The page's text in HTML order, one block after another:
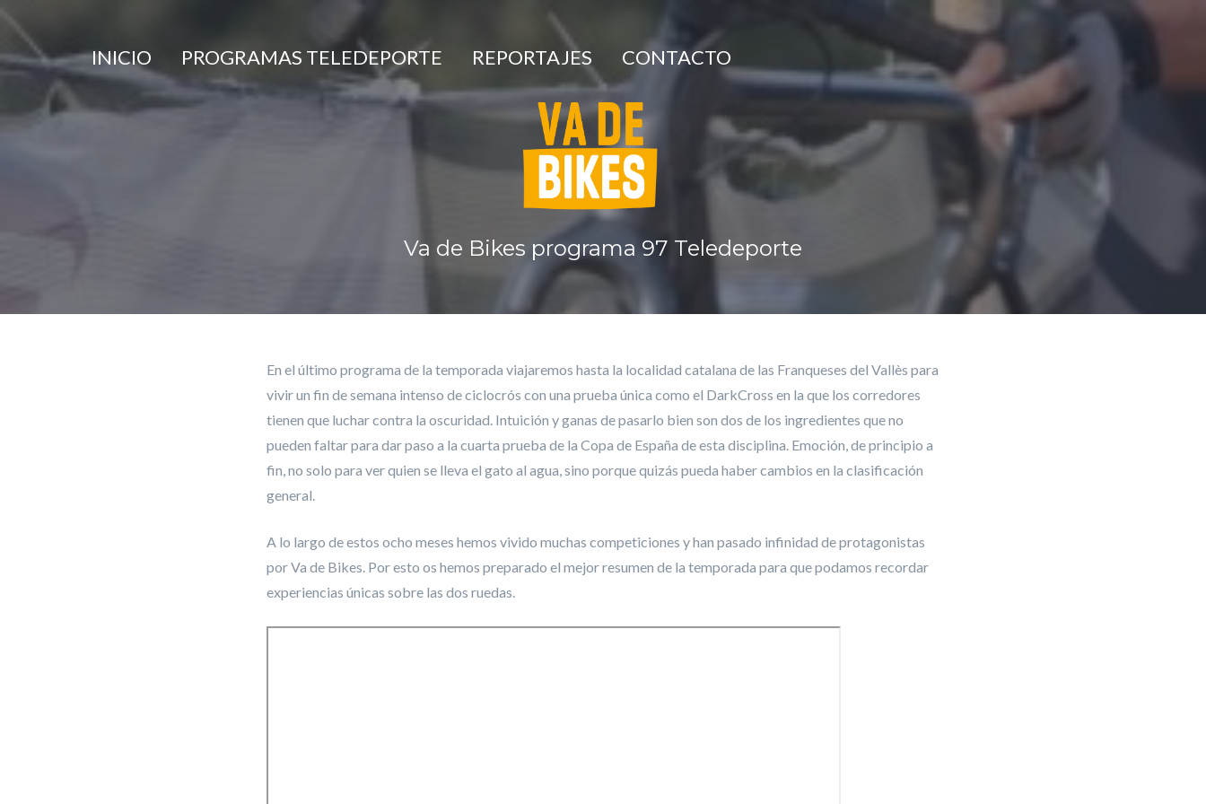
INICIO PROGRAMAS TELEDEPORTE REPORTAJES CONTACTO
Va de Bikes programa 97 Teledeporte
En el último programa de la temporada viajaremos hasta la localidad catalana de las Franqueses del Vallès para
vivir un fin de semana intenso de ciclocrós con una prueba única como el DarkCross en la que los corredores
tienen que luchar contra la oscuridad. Intuición y ganas de pasarlo bien son dos de los ingredientes que no
pueden faltar para dar paso a la cuarta prueba de la Copa de España de esta disciplina. Emoción, de principio a
fin, no solo para ver quien se lleva el gato al agua, sino porque quizás pueda haber cambios en la clasificación
general.
A lo largo de estos ocho meses hemos vivido muchas competiciones y han pasado infinidad de protagonistas
por Va de Bikes. Por esto os hemos preparado el mejor resumen de la temporada para que podamos recordar
experiencias únicas sobre las dos ruedas.